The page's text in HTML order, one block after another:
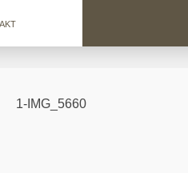
1-IMG_5660